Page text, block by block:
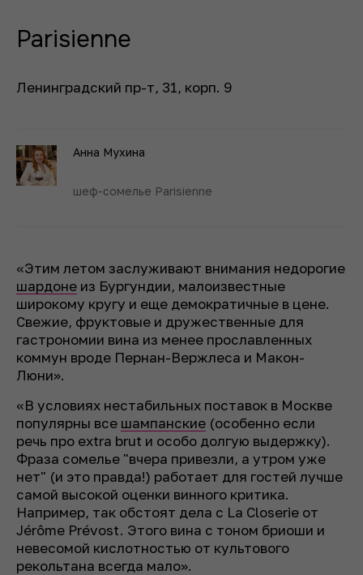
Parisienne
Ленинградский пр-т, 31, корп. 9
Анна Мухина
шеф-сомелье Parisienne
«Этим летом заслуживают внимания недорогие
шардоне из Бургундии, малоизвестные
широкому кругу и еще демократичные в цене.
Свежие, фруктовые и дружественные для
гастрономии вина из менее прославленных
коммун вроде Пернан-Вержлеса и Макон-
Люни».
«В условиях нестабильных поставок в Москве
популярны все шампанские (особенно если
речь про extra brut и особо долгую выдержку).
Фраза сомелье "вчера привезли, а утром уже
нет" (и это правда!) работает для гостей лучше
самой высокой оценки винного критика.
Например, так обстоят дела с La Closerie от
Jérôme Prévost. Этого вина с тоном бриоши и
невесомой кислотностью от культового
рекольтана всегда мало».